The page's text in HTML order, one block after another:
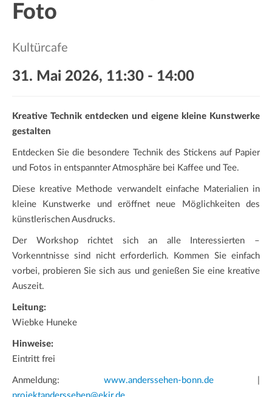
n
Foto
Kultürcafe
31. Mai 2026, 11:30 - 14:00
Kreative Technik entdecken und eigene kleine Kunstwerke
gestalten
Entdecken Sie die besondere Technik des Stickens auf Papier
und Fotos in entspannter Atmosphäre bei Kaffee und Tee.
Diese kreative Methode verwandelt einfache Materialien in
kleine Kunstwerke und eröffnet neue Möglichkeiten des
künstlerischen Ausdrucks.
Der Workshop richtet sich an alle Interessierten –
Vorkenntnisse sind nicht erforderlich. Kommen Sie einfach
vorbei, probieren Sie sich aus und genießen Sie eine kreative
Auszeit.
Leitung:
Wiebke Huneke
Hinweise:
Eintritt frei
Anmeldung: www.anderssehen-bonn.de|